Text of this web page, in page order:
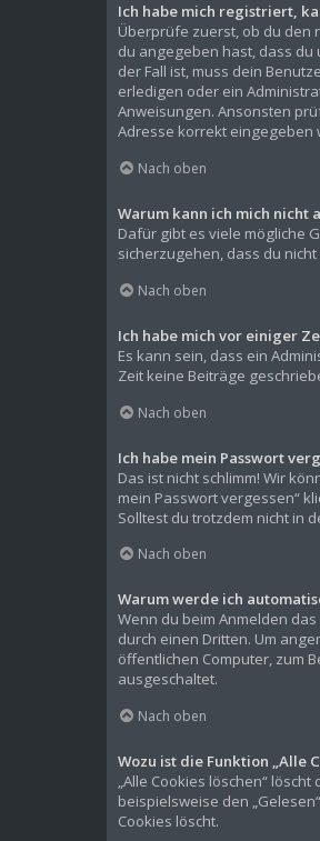
Ich habe mich registriert,
Überprüfe zuerst, ob du den
du angegeben hast, dass du
der Fall ist, muss dein
erledigen oder ein
Anweisungen. Ansonsten
Adresse korrekt eingegeben
Nach oben
Warum kann ich mich nicht
Dafür gibt es viele mögliche
sicherzugehen, dass du
Nach oben
Ich habe mich vor einiger
Es kann sein, dass ein
Zeit keine Beiträge
Nach oben
Ich habe mein Passwort
Das ist nicht schlimm! Wir
mein Passwort vergessen“
Solltest du trotzdem nicht in
Nach oben
Warum werde ich
Wenn du beim Anmelden
durch einen Dritten. Um
öffentlichen Computer, zum
ausgeschaltet.
Nach oben
Wozu ist die Funktion „Alle
„Alle Cookies löschen“
beispielsweise den
Cookies löscht.